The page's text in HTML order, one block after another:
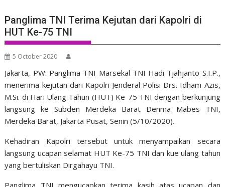
Panglima TNI Terima Kejutan dari Kapolri di
HUT Ke-75 TNI
5 October 2020
Jakarta, PW: Panglima TNI Marsekal TNI Hadi Tjahjanto S.I.P.,
menerima kejutan dari Kapolri Jenderal Polisi Drs. Idham Azis,
M.Si. di Hari Ulang Tahun (HUT) Ke-75 TNI dengan berkunjung
langsung ke Subden Merdeka Barat Denma Mabes TNI,
Merdeka Barat, Jakarta Pusat, Senin (5/10/2020).
Kehadiran Kapolri tersebut untuk menyampaikan secara
langsung ucapan selamat HUT Ke-75 TNI dan kue ulang tahun
yang bertuliskan Dirgahayu TNI.
Panglima TNI mengucapkan terima kasih atas ucapan dan